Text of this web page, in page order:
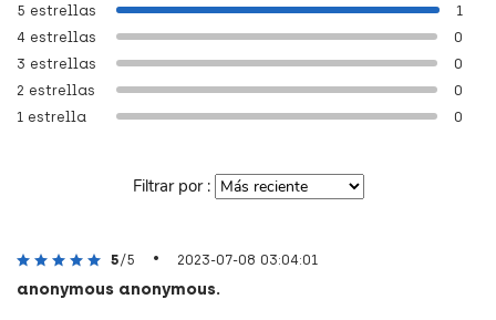
1 estrella 0
2 estrellas 0
3 estrellas 0
4 estrellas 0
5 estrellas 1
Filtrar por :
5/5 • 2023-07-08 03:04:01
anonymous anonymous.